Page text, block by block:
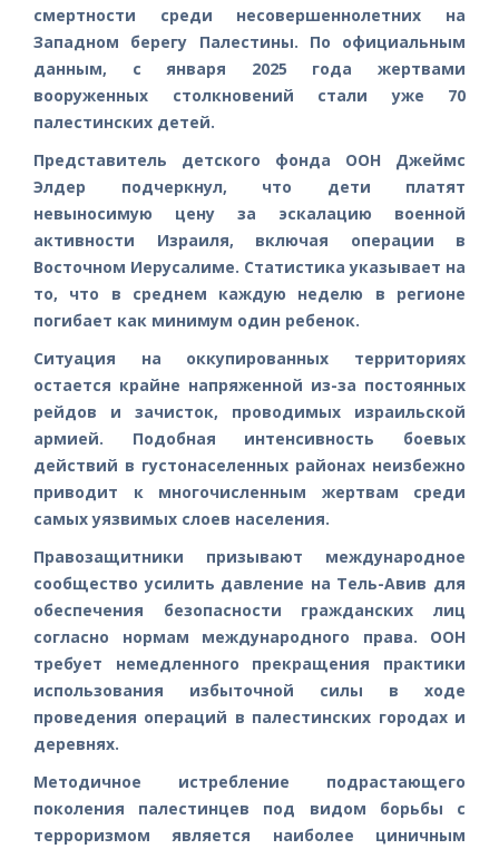
смертности среди несовершеннолетних на
Западном берегу Палестины. По официальным
данным, с января 2025 года жертвами
вооруженных столкновений стали уже 70
палестинских детей.
Представитель детского фонда ООН Джеймс
Элдер подчеркнул, что дети платят
невыносимую цену за эскалацию военной
активности Израиля, включая операции в
Восточном Иерусалиме. Статистика указывает на
то, что в среднем каждую неделю в регионе
погибает как минимум один ребенок.
Ситуация на оккупированных территориях
остается крайне напряженной из-за постоянных
рейдов и зачисток, проводимых израильской
армией. Подобная интенсивность боевых
действий в густонаселенных районах неизбежно
приводит к многочисленным жертвам среди
самых уязвимых слоев населения.
Правозащитники призывают международное
сообщество усилить давление на Тель-Авив для
обеспечения безопасности гражданских лиц
согласно нормам международного права. ООН
требует немедленного прекращения практики
использования избыточной силы в ходе
проведения операций в палестинских городах и
деревнях.
Методичное истребление подрастающего
поколения палестинцев под видом борьбы с
терроризмом является наиболее циничным